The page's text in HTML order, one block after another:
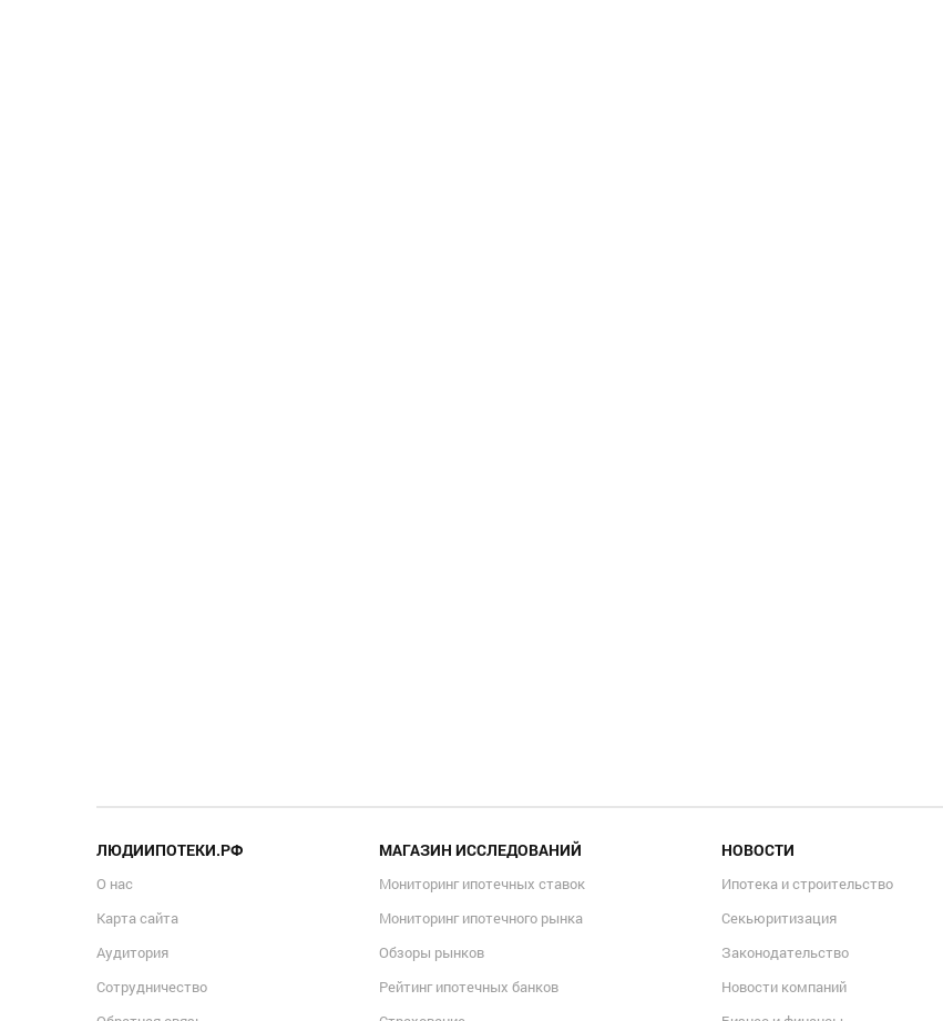
ЛЮДИИПОТЕКИ.РФ
О нас
Карта сайта
Аудитория
Сотрудничество
МАГАЗИН ИССЛЕДОВАНИЙ
Мониторинг ипотечных ставок
Мониторинг ипотечного рынка
Обзоры рынков
Рейтинг ипотечных банков
НОВОСТИ
Ипотека и строительство
Секьюритизация
Законодательство
Новости компаний